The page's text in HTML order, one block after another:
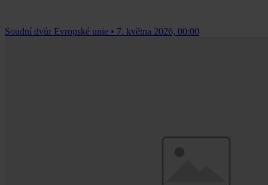
Soudní dvůr Evropské unie • 7. května 2026, 00:00